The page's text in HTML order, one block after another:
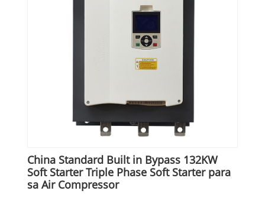
China Standard Built in Bypass 132KW
Soft Starter Triple Phase Soft Starter para
sa Air Compressor